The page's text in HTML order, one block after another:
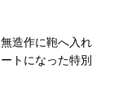
造作に鞄へ入れ
トになった特別